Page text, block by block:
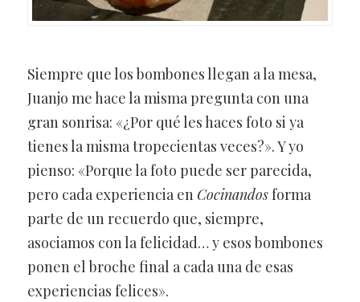
Siempre que los bombones llegan a la mesa,
Juanjo me hace la misma pregunta con una
gran sonrisa: «¿Por qué les haces foto si ya
tienes la misma tropecientas veces?». Y yo
pienso: «Porque la foto puede ser parecida,
pero cada experiencia en Cocinandosforma
parte de un recuerdo que, siempre,
asociamos con la felicidad… y esos bombones
ponen el broche final a cada una de esas
experiencias felices».